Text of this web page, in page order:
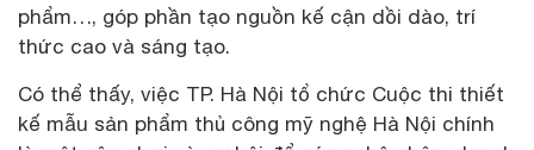
phẩm…, góp phần tạo nguồn kế cận dồi dào, trí
thức cao và sáng tạo.
Có thể thấy, việc TP. Hà Nội tổ chức Cuộc thi thiết
kế mẫu sản phẩm thủ công mỹ nghệ Hà Nội chính